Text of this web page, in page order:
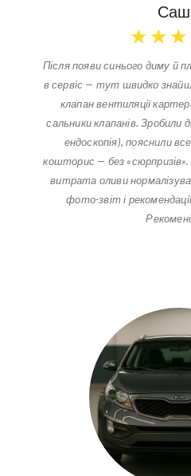
★ ★ ★
Після появи синього диму й
в сервіс — тут швидко
клапан вентиляції
сальники клапанів. Зробили
ендоскопія), пояснили
кошторис — без
витрата оливи
фото-звіт і